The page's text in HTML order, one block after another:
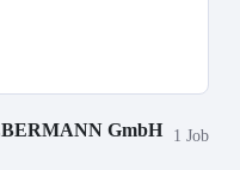
GmbH 1 Job